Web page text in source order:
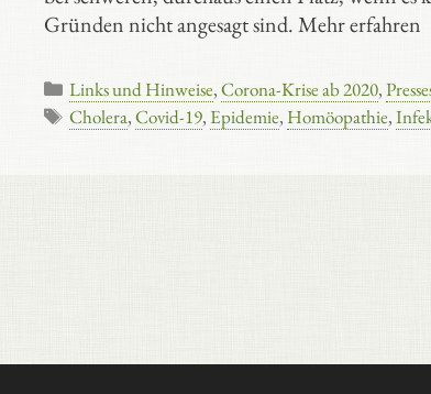
Gründen nicht angesagt sind. Mehr erfahren
Kategorien
Links und Hinweise,Corona-Krise ab 2020,
Schlagwörter
Cholera,Covid-19, Epidemie, Homöopathie,